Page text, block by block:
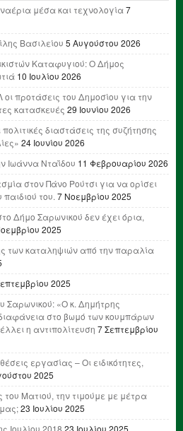
μέσα και τεχνολογία7
Βασιλείου 5 Αυγούστου 2026
Καταφυγιού: Ο Δήμος
10 Ιουλίου 2026
προτάσεις του Δημοσίου για την
κατασκευές 29 Ιουνίου 2026
διαστάσεις της συζήτησης
24 Ιουνίου 2026
Ιωάννα Νταΐδου 11 Φεβρουαρίου 2026
στον Πάνο Ρούτσι για να ορίσει
του. 7 Νοεμβρίου 2025
Δήμο Σαρωνικού δεν έχει όρια,
2025
των καταληψιών από την παραλία
2025
Σαρωνικού: «Ο κ. Δημήτρης
στο βωμό των κουμπάρων
η αντιπολίτευση 7 Σεπτεμβρίου
εργασίας – Οι ειδικότητες,
2025
του Ματιού, την τιμούμε με μέτρα
23 Ιουλίου 2025
Ιουλίου 2018 23 Ιουλίου 2025